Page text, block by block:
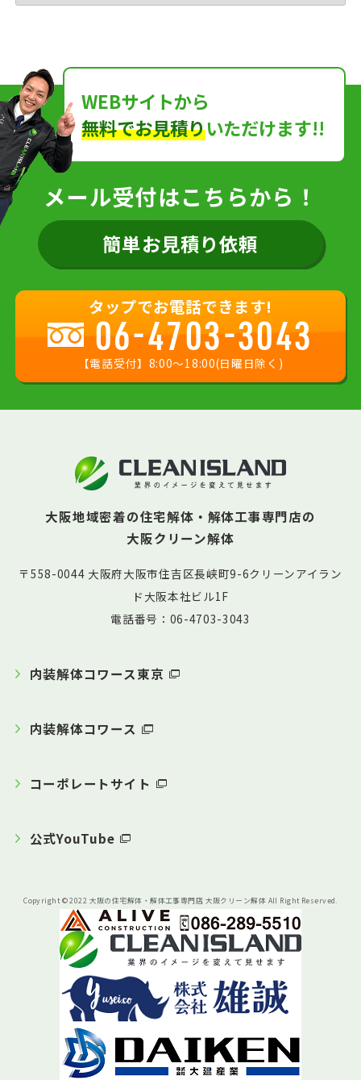
WEBサイトから
無料でお見積りいただけます!!
メール受付はこちらから！
簡単お見積り依頼
タップでお電話できます!
06-4703-3043
【電話受付】8:00〜18:00(日曜日除く)
大阪地域密着の住宅解体・解体工事専門店の
大阪クリーン解体
〒558-0044 大阪府大阪市住吉区長峡町9-6クリーンアイラン
ド大阪本社ビル1F
電話番号：06-4703-3043
内装解体コワース東京
内装解体コワース
コーポレートサイト
公式YouTube
Copyright © 2022 大阪の住宅解体・解体工事専門店 大阪クリーン解体 All Right Reserved.